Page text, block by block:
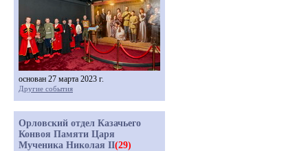
основан 27 марта 2023 г.
Другие события
Орловский отдел Казачьего
Конвоя Памяти Царя
Мученика Николая II(29)